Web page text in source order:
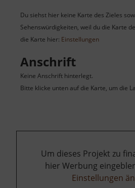
Du siehst hier keine Karte des Zieles
Sehenswürdigkeiten, weil du die Karte
die Karte hier: Einstellungen
Anschrift
Keine Anschrift hinterlegt.
Bitte klicke unten auf die Karte, um die
Um dieses Projekt zu
hier Werbung
Einstellungen